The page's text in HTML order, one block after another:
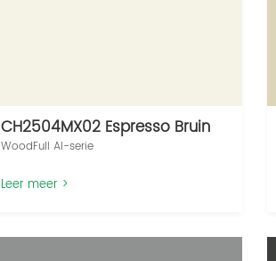
CH2504MX02 Espresso Bruin
WoodFull AI-serie‌
Leer meer >